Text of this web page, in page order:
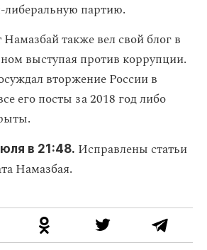
либеральную партию.
также вел свой блог в
выступая против коррупции.
вторжение России в
его посты за 2018 год либо
в 21:48. Исправлены статьи
Намазбая.